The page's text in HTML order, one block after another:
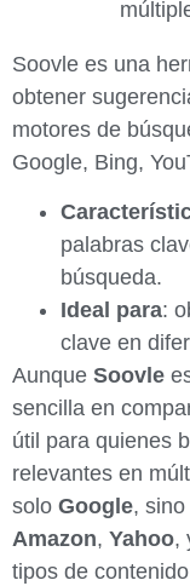
Soovle es una
obtener
motores de
Google, Bing,
palabras
búsqueda.
Ideal para:
clave en
Aunque Soovle
sencilla en
útil para quienes
relevantes en
solo Google,
Amazon, Yahoo,
tipos de